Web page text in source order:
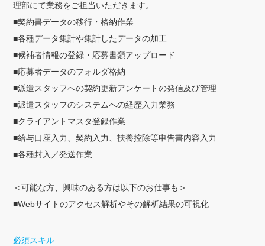
理部にて業務をご担当いただきます。
契約書データの移行・格納作業
各種データ集計や集計したデータの加工
候補者情報の登録・応募書類アップロード
応募者データのフォルダ格納
派遣スタッフへの契約更新アンケートの発信及び管理
派遣スタッフのシステムへの経歴入力業務
クライアントマスタ登録作業
給与口座入力、契約入力、扶養控除等申告書内容入力
各種封入／発送作業
＜可能な方、興味のある方は以下のお仕事も＞
Webサイトのアクセス解析やその解析結果の可視化
必須スキル